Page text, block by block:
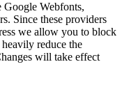
Google Webfonts,
Since these providers
we allow you to block
reduce the
will take effect